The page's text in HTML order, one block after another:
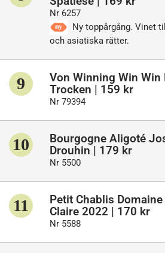
Nr 6257
Ny toppårgång. Vinet
och asiatiska rätter.
9
Von Winning Win Win
Trocken | 159 kr
Nr 79394
10
Bourgogne Aligoté
Drouhin | 179 kr
Nr 5500
11
Petit Chablis
Claire 2022 | 170 kr
Nr 5588